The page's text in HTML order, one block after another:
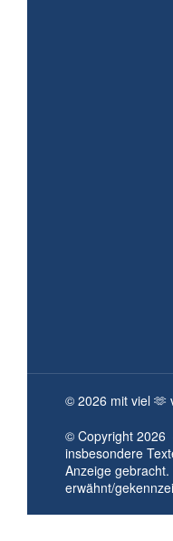
© 2026 mit viel 🫶
© Copyright 2026
insbesondere
Anzeige
erwähnt/